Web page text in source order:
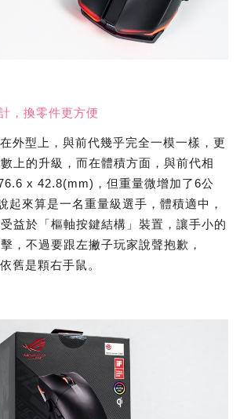
，換零件更方便
外型上，與前代幾乎完全一模一樣，更
上的升級，而在體積方面，與前代相
x 42.8(mm)，但重量微增加了6公
起來算是一名重量級選手，體積適中，
益於「樞軸按鍵結構」裝置，讓手小的
，不過要跟左撇子玩家說聲抱歉，
舊是顆右手鼠。